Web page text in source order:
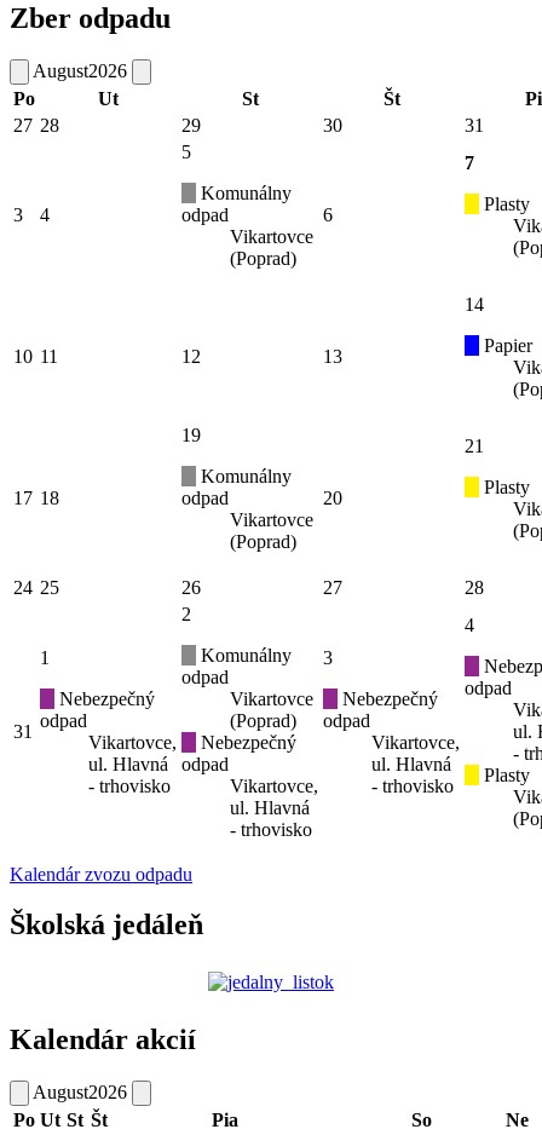
Zber odpadu
August2026
Po
Ut St Št
Pi
27 28 29 30 31
3 4
5
Komunálny
odpad
Vikartovce
(Poprad)
6
7
Plasty
10 11 12 13
14
Papier
17 18
19
Komunálny
odpad
Vikartovce
(Poprad)
20
21
Plasty
24 25 26 27 28
31
1
Nebezpečný
odpad
Vikartovce,
ul. Hlavná
- trhovisko
2
Komunálny
odpad
Vikartovce
(Poprad)
Nebezpečný
odpad
Vikartovce,
ul. Hlavná
- trhovisko
3
Nebezpečný
odpad
Vikartovce,
ul. Hlavná
- trhovisko
4
odpad
ul.
-
Plasty
Kalendár zvozu odpadu
Školská jedáleň
Kalendár akcií
August2026
Po Ut St Št Pia So Ne